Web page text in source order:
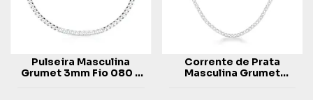
Pulseira Masculina
Grumet 3mm Fio 080 -
Corrente de Prata
Masculina Grumet